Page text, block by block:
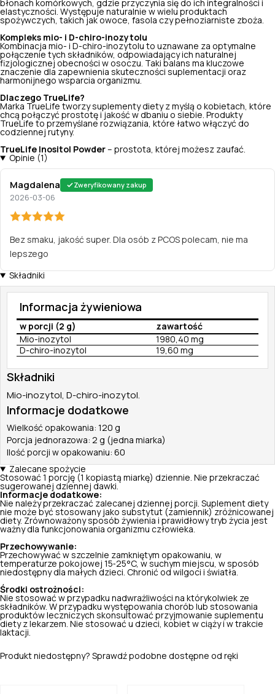
błonach komórkowych, gdzie przyczynia się do ich integralności i
elastyczności. Występuje naturalnie w wielu produktach
spożywczych, takich jak owoce, fasola czy pełnoziarniste zboża.
Kompleks mio- i D-chiro-inozytolu
Kombinacja mio- i D-chiro-inozytolu to uznawane za optymalne
połączenie tych składników, odpowiadający ich naturalnej
fizjologicznej obecności w osoczu. Taki balans ma kluczowe
znaczenie dla zapewnienia skuteczności suplementacji oraz
harmonijnego wsparcia organizmu.
Dlaczego TrueLife?
Marka TrueLife tworzy suplementy diety z myślą o kobietach, które
chcą połączyć prostotę i jakość w dbaniu o siebie. Produkty
TrueLife to przemyślane rozwiązania, które łatwo włączyć do
codziennej rutyny.
TrueLife Inositol Powder – prostota, której możesz zaufać.
Opinie (1)
Magdalena Zweryfikowany zakup
2026-03-06
Bez smaku, jakość super. Dla osób z PCOS polecam, nie ma
lepszego
Składniki
Informacja żywieniowa
w porcji (2 g)
zawartość
Mio-inozytol
1980,40 mg
D-chiro-inozytol
19,60 mg
Składniki
Mio-inozytol, D-chiro-inozytol.
Informacje dodatkowe
Wielkość opakowania: 120 g
Porcja jednorazowa: 2 g (jedna miarka)
Ilość porcji w opakowaniu: 60
Zalecane spożycie
Stosować 1 porcję (1 kopiastą miarkę) dziennie. Nie przekraczać
sugerowanej dziennej dawki.
Informacje dodatkowe:
Nie należy przekraczać zalecanej dziennej porcji. Suplement diety
nie może być stosowany jako substytut (zamiennik) zróżnicowanej
diety. Zrównoważony sposób żywienia i prawidłowy tryb życia jest
ważny dla funkcjonowania organizmu człowieka.
Przechowywanie:
Przechowywać w szczelnie zamkniętym opakowaniu, w
temperaturze pokojowej 15‑25°C, w suchym miejscu, w sposób
niedostępny dla małych dzieci. Chronić od wilgoci i światła.
Środki ostrożności:
Nie stosować w przypadku nadwrażliwości na którykolwiek ze
składników. W przypadku występowania chorób lub stosowania
produktów leczniczych skonsultować przyjmowanie suplementu
diety z lekarzem. Nie stosować u dzieci, kobiet w ciąży i w trakcie
laktacji.
Produkt niedostępny? Sprawdź podobne dostępne od ręki